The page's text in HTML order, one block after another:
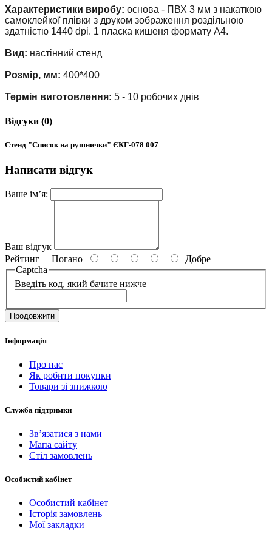
Характеристики виробу: основа - ПВХ 3 мм з накаткою
самоклейкої плівки з друком зображення роздільною
здатністю 1440 dpi. 1 пласка кишеня формату А4.
Вид: настінний стенд
Розмір, мм: 400*400
Термін виготовлення: 5 - 10 робочих днів
Відгуки (0)
Стенд "Список на рушнички" ЄКГ-078 007
Написати відгук
Ваше ім’я:
Ваш відгук
Рейтинг Погано
Добре
Captcha
Введіть код, який бачите нижче
Продовжити
Інформація
Про нас
Як робити покупки
Товари зі знижкою
Служба підтримки
Зв’язатися з нами
Мапа сайту
Стіл замовлень
Особистий кабінет
Особистий кабінет
Історія замовлень
Мої закладки